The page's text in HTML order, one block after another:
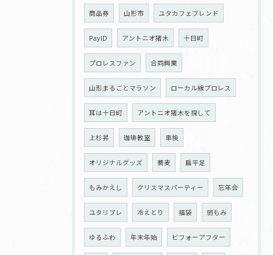
商品券 山形市 ユタカフェブレンド
PayID アントニオ猪木 十日町
プロレスファン 合同興業
山形まるごとマラソン ローカル線プロレス
耳は十日町 アントニオ猪木を探して
上杉昇 珈琲教室 車検
オリジナルグッズ 蕎麦 扁平足
もみかえし クリスマスパーティー 忘年会
ユタリブレ 冷えとり 福袋 弱もみ
ゆるふわ 年末年始 ビフォーアフター